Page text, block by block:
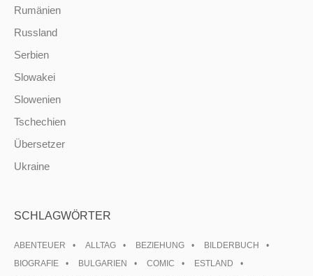
Rumänien
Russland
Serbien
Slowakei
Slowenien
Tschechien
Übersetzer
Ukraine
SCHLAGWÖRTER
ABENTEUER ALLTAG BEZIEHUNG
BILDERBUCH
BIOGRAFIE
BULGARIEN COMIC
ESTLAND